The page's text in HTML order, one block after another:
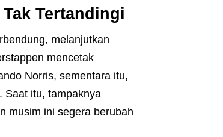
Tertandingi
melanjutkan
mencetak
Norris, sementara itu,
Saat itu, tampaknya
musim ini segera berubah